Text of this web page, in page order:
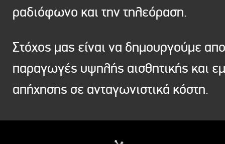
ραδιόφωνο και την τηλεόραση.
Στόχος μας είναι να δημουργούμε
παραγωγές υψηλής αισθητικής και
απήχησης σε ανταγωνιστικά κόστη.